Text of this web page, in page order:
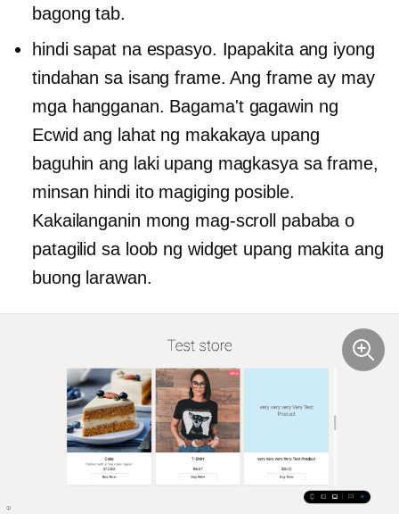
bagong tab.
hindi sapat na espasyo. Ipapakita ang iyong
tindahan sa isang frame. Ang frame ay may
mga hangganan. Bagama't gagawin ng
Ecwid ang lahat ng makakaya upang
baguhin ang laki upang magkasya sa frame,
minsan hindi ito magiging posible.
Kakailanganin mong mag-scroll pababa o
patagilid sa loob ng widget upang makita ang
buong larawan.